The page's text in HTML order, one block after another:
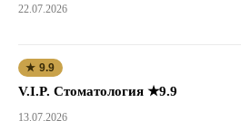
22.07.2026
★ 9.9
V.I.P. Стоматология ★9.9
13.07.2026